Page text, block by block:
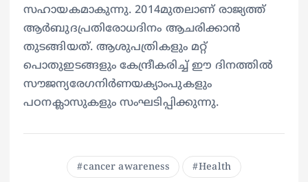
സഹായകമാകുന്നു. 2014മുതലാണ് രാജ്യത്ത്
ആർബുദപ്രതിരോധദിനം ആചരിക്കാൻ
തുടങ്ങിയത്. ആശുപത്രികളും മറ്റ്
പൊതുഇടങ്ങളും കേന്ദ്രീകരിച്ച് ഈ ദിനത്തിൽ
സൗജന്യരേഗനിർണയക്യാംപുകളും
പഠനക്ലാസുകളും സംഘടിപ്പിക്കുന്നു.
cancer awareness Health